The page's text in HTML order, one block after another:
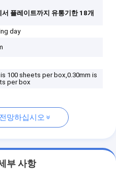
서 플레이트까지 유통기한 18개
day
100 sheets per box,0.30mm is
per box
망하십시오
부 사항